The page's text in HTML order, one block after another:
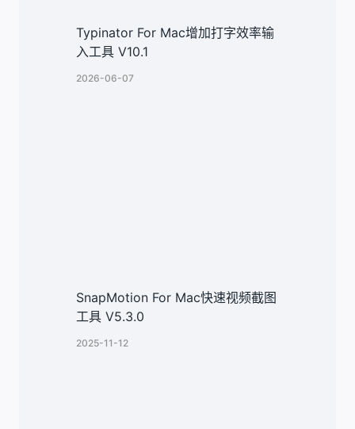
Typinator For Mac增加打字效率输
入工具 V10.1
2026-06-07
SnapMotion For Mac快速视频截图
工具 V5.3.0
2025-11-12